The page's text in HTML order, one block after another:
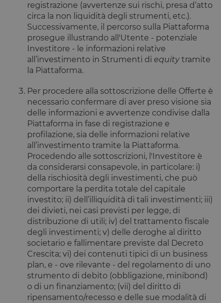
registrazione (avvertenze sui rischi, presa d’atto
circa la non liquidità degli strumenti, etc.).
Successivamente, il percorso sulla Piattaforma
prosegue illustrando all'Utente - potenziale
Investitore - le informazioni relative
all’investimento in Strumenti di equity tramite
la Piattaforma.
Per procedere alla sottoscrizione delle Offerte è
necessario confermare di aver preso visione sia
delle informazioni e avvertenze condivise dalla
Piattaforma in fase di registrazione e
profilazione, sia delle informazioni relative
all’investimento tramite la Piattaforma.
Procedendo alle sottoscrizioni, l'Investitore è
da considerarsi consapevole, in particolare: i)
della rischiosità degli investimenti, che può
comportare la perdita totale del capitale
investito; ii) dell’illiquidità di tali investimenti; iii)
dei divieti, nei casi previsti per legge, di
distribuzione di utili; iv) del trattamento fiscale
degli investimenti; v) delle deroghe al diritto
societario e fallimentare previste dal Decreto
Crescita; vi) dei contenuti tipici di un business
plan, e - ove rilevante - del regolamento di uno
strumento di debito (obbligazione, minibond)
o di un finanziamento; (vii) del diritto di
ripensamento/recesso e delle sue modalità di
G_ENABLED_IDPS
Google LLC
.www.opstart.it
1 anno 1
mese
Utilizzato
Google
laravel_session
Laravel LLC
www.opstart.it
1 ora 59
minuti
laravel
identificare
PHPSESSID
PHP.net
www.opstart.it
Sessione
Cookie
generato da
applicazioni
basate sul
di un
generico
utilizzato
mantenere
variabili di
sessione
è un
il modo in
utilizzato
essere
specifico
sito, ma un
buon
è mantenere
uno stato di
pagine.
Google Privacy Policy